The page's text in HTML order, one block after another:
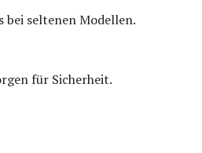
bei seltenen Modellen.
für Sicherheit.